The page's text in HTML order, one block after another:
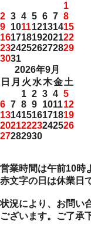
1
2 3 4 5 6 7 8
9 101112131415
16171819202122
23242526272829
3031
2026年9月
日 月 火 水木金土
1 2 3 4 5
6 7 8 9 101112
13141516171819
20212223242526
27282930
営業時間は午前10時
赤文字の日は休業日
状況により、お問い
ございます。ご了承